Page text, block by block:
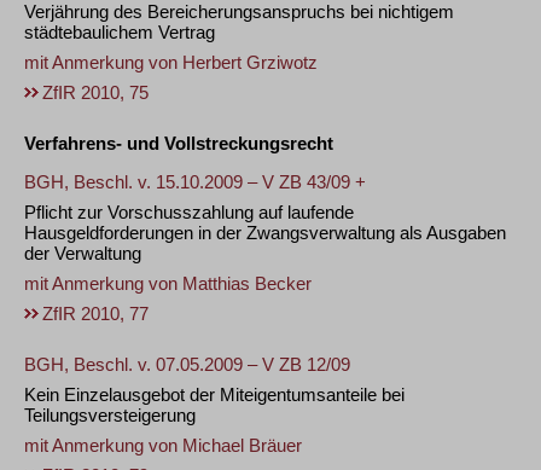
Verjährung des Bereicherungsanspruchs bei nichtigem
städtebaulichem Vertrag
mit Anmerkung von Herbert Grziwotz
ZfIR 2010, 75
Verfahrens- und Vollstreckungsrecht
BGH, Beschl. v. 15.10.2009 – V ZB 43/09 +
Pflicht zur Vorschusszahlung auf laufende
Hausgeldforderungen in der Zwangsverwaltung als Ausgaben
der Verwaltung
mit Anmerkung von Matthias Becker
ZfIR 2010, 77
BGH, Beschl. v. 07.05.2009 – V ZB 12/09
Kein Einzelausgebot der Miteigentumsanteile bei
Teilungsversteigerung
mit Anmerkung von Michael Bräuer